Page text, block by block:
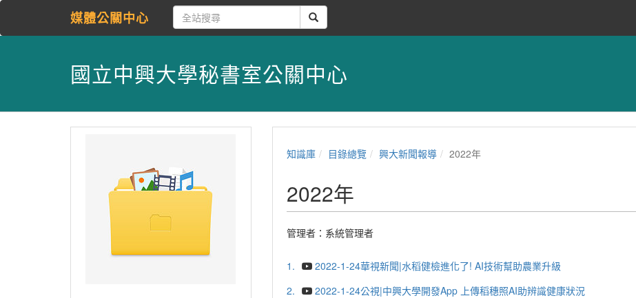
媒體公關中心
國立中興大學秘書室公關中心
知識庫 目錄總覽 興大新聞報導 2022年
2022年
管理者： 系統管理者
1.
2022-1-24華視新聞|水稻健檢進化了! AI技術幫助農業升級
2.
2022-1-24公視|中興大學開發App 上傳稻穗照AI助辨識健康狀況